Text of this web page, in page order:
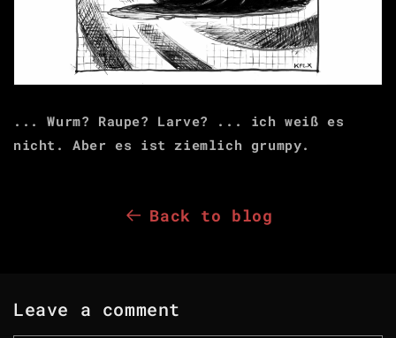
... Wurm? Raupe? Larve? ... ich weiß es
nicht. Aber es ist ziemlich grumpy.
Back to blog
Leave a comment